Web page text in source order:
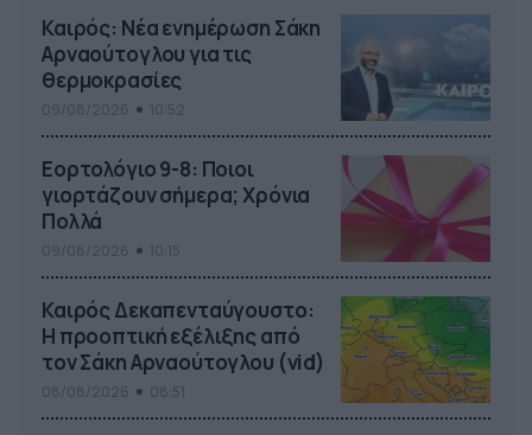
Καιρός: Νέα ενημέρωση Σάκη
Αρναούτογλου για τις
θερμοκρασίες
Εορτολόγιο 9-8: Ποιοι
γιορτάζουν σήμερα; Χρόνια
Πολλά
Καιρός Δεκαπενταύγουστο:
Η προοπτική εξέλιξης από
τον Σάκη Αρναούτογλου (vid)